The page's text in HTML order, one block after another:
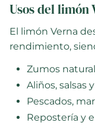
Usos del limón
El limón Verna
rendimiento,
Zumos
Aliños, salsas
Pescados,
Repostería y